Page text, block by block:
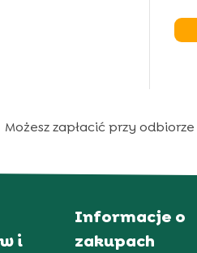
Możesz zapłacić przy odbiorze
i
Informacje o
zakupach